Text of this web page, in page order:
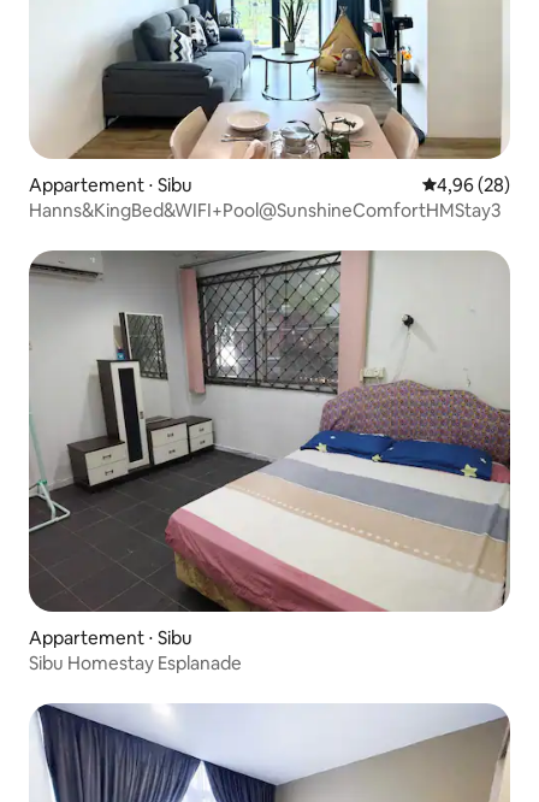
Appartement ⋅ Sibu Évaluation
4,96 (28)
Hanns&KingBed&WIFI+Pool@SunshineComfortHMStay3
Appartement ⋅ Sibu
Sibu Homestay Esplanade